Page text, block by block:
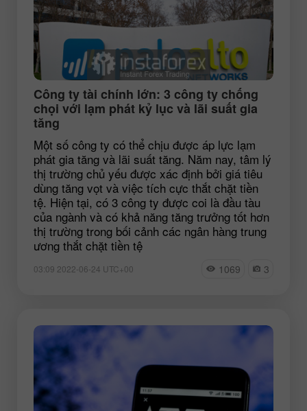
Công ty tài chính lớn: 3 công ty chống
chọi với lạm phát kỷ lục và lãi suất gia
tăng
Một số công ty có thể chịu được áp lực lạm
phát gia tăng và lãi suất tăng. Năm nay, tâm lý
thị trường chủ yếu được xác định bởi giá tiêu
dùng tăng vọt và việc tích cực thắt chặt tiền
tệ. Hiện tại, có 3 công ty được coi là đầu tàu
của ngành và có khả năng tăng trưởng tốt hơn
thị trường trong bối cảnh các ngân hàng trung
ương thắt chặt tiền tệ
03:09 2022-06-24 UTC+00 1069 3